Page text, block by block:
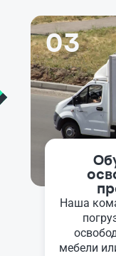
03
Наша
мебели